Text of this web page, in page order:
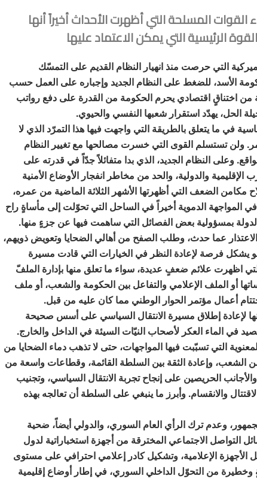
القوات المسلحة التي أظهرت الأحداث أخيراً أنها
الرئيسية التي يمكن الاعتماد عليها
التي حرصت منذ انهيار النظام القديم على التمسّك
الأسد، للضغط على النظام الجديد وإجباره على العمل حسب
اختناقٍ اقتصادي يحرم الحكومة من القدرة على دفع رواتب
الحل، يهدّد استقرار شعبها النفسي والحيوي.
في ما يتعلق بالطريقة التي واجهت فيها هذا التمرّد الذي لا
ولن تستسلم القوى التي خسرت مصالحها مع تغيير النظام
وعلى النظام الجديد، الذي بدا متفائلاً جدّاً في قدرته على
والدولية، والحد من مخاطر انفجار الأوضاع الأمنية
مكامن الضعف التي أظهرتها الأشهر الثلاثة الماضية من عمره،
الدموية أخيراً في الساحل التي تحوّلت إلى مأساةٍ راح
بمسؤولية بعض الفصائل التي ساهمت فيها عن جزءٍ منها.
عما حدث، وطلب الصفح من أهالي الضحايا وتعويض ذويهم،
فرصة لإعادة النظر في الخيارات التي قادت مسيرة
اظهرت علائم ضعفٍ عديدة، سواء ما تعلق منها بإدارة الملفّ
أو الملف الإعلامي والتفاعل بين الحكومة والشعب، أو ملف
أعمال مؤتمر الحوار الوطني مما كان عليه من قبل.
لإعادة إطلاق مسيرة الانتقال السياسي على أسس صحيحة
في الماء العكر لأصحاب النيّات السيئة في الداخل والخارج.
التي تسبّبت فيها المواجهات، حتى لا تذهب دماء الضحايا من
الشعب، وإعادة الثقة بين السلطة القائمة، وقطاعات واسعة من
الحريصين على إنجاح تجربة الانتقال السياسي، وتجنيب
والانقسام. وأبرز ما ينبغي على السلطة أن تعالجه بهذه
وعدم ترك الرأي العام السوري، والدولي أيضاً، ضحية
التواصل الاجتماعي المخترقة من أجهزة استخباراتية لدول
الإعلامية، وتشكيل كادر إعلامي احترافي على مستوى
وخطيرة من التحوّل الداخلي السوري، في إطار أوضاع إقليمية